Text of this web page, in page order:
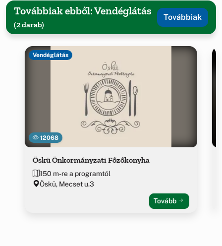
Továbbiak ebből: Vendéglátás
(2 darab)
Továbbiak
12068
Vendéglátás
Öskü Önkormányzati Főzőkonyha
150 m-re a programtól
Öskü, Mecset u.3
Tovább